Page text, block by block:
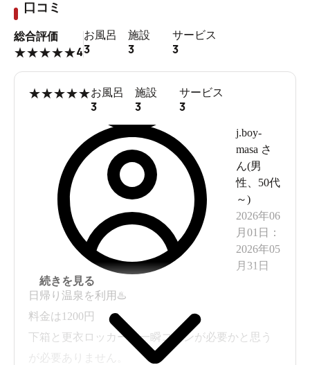
口コミ
総合評価
★★★★★4
お風呂
3
施設
3
サービス
3
★★★★★お風呂
3
施設
3
サービス
3
j.boy-
masa さ
ん(男
性
50代
～)
2026年06
月01日
：
2026年05
月31日
日帰り温泉を利用♨️
料金は1200円
下箱と更衣ロッカーは一瞬コインが必要かと思う
が必要ありません。
続きを見る